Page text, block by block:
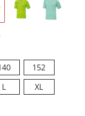
152
L
XL